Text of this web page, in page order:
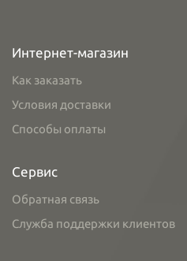
Интернет-магазин
Как заказать
Условия доставки
Способы оплаты
Сервис
Обратная связь
Служба поддержки клиентов